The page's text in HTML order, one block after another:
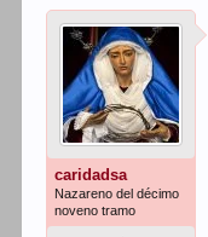
caridadsa
Nazareno del décimo
noveno tramo